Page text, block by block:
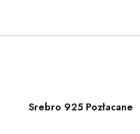
Srebro 925 Pozłacane